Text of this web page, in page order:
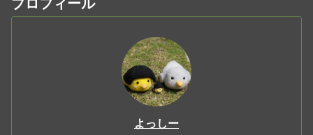
プロフィール
よっしー